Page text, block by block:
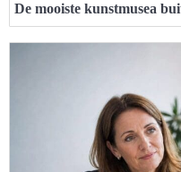
De mooiste kunstmusea